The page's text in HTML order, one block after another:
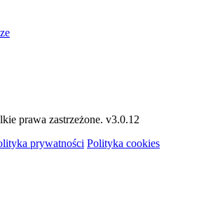
prawa zastrzeżone. v3.0.12
prywatności Polityka cookies